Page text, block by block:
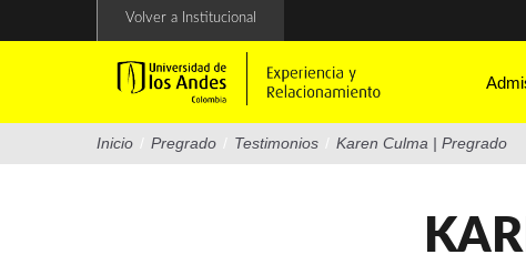
Volver a Institucional
Inicio / Pregrado / Testimonios / Karen Culma | Pregrado